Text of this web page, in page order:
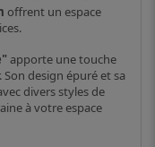
offrent un espace
apporte une touche
design épuré et sa
divers styles de
à votre espace